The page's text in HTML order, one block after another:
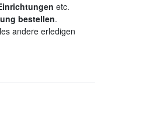
etc.
bestellen.
andere erledigen